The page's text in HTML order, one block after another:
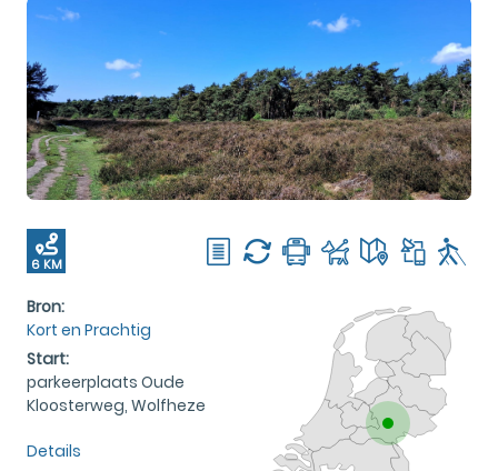
6 KM
Bron:
Kort en Prachtig
Start:
parkeerplaats Oude
Kloosterweg, Wolfheze
Details